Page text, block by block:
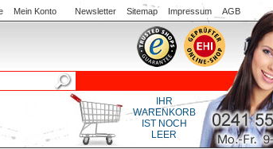
Mein Konto Newsletter Sitemap Impressum AGB
IHR
WARENKORB
IST NOCH
LEER